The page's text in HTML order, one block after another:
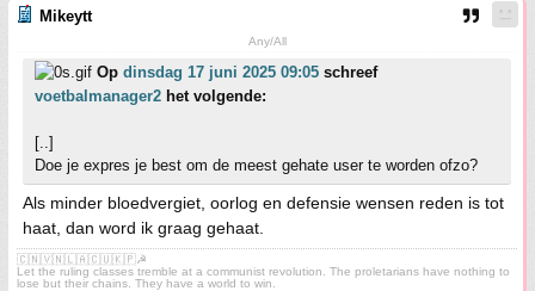
Mikeytt
Any/All
Op dinsdag 17 juni 2025 09:05 schreef
voetbalmanager2 het volgende:
[..]
Doe je expres je best om de meest gehate user te worden ofzo?
Als minder bloedvergiet, oorlog en defensie wensen reden is tot
haat, dan word ik graag gehaat.
🇨🇳🇻🇳🇱🇦🇨🇺🇰🇵☭
Let the ruling classes tremble at a communist revolution. The proletarians have nothing to
lose but their chains. They have a world to win.